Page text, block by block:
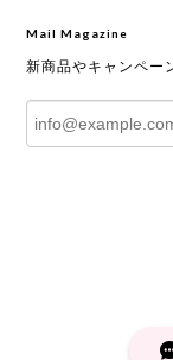
Mail Magazine
新商品やキャンペー